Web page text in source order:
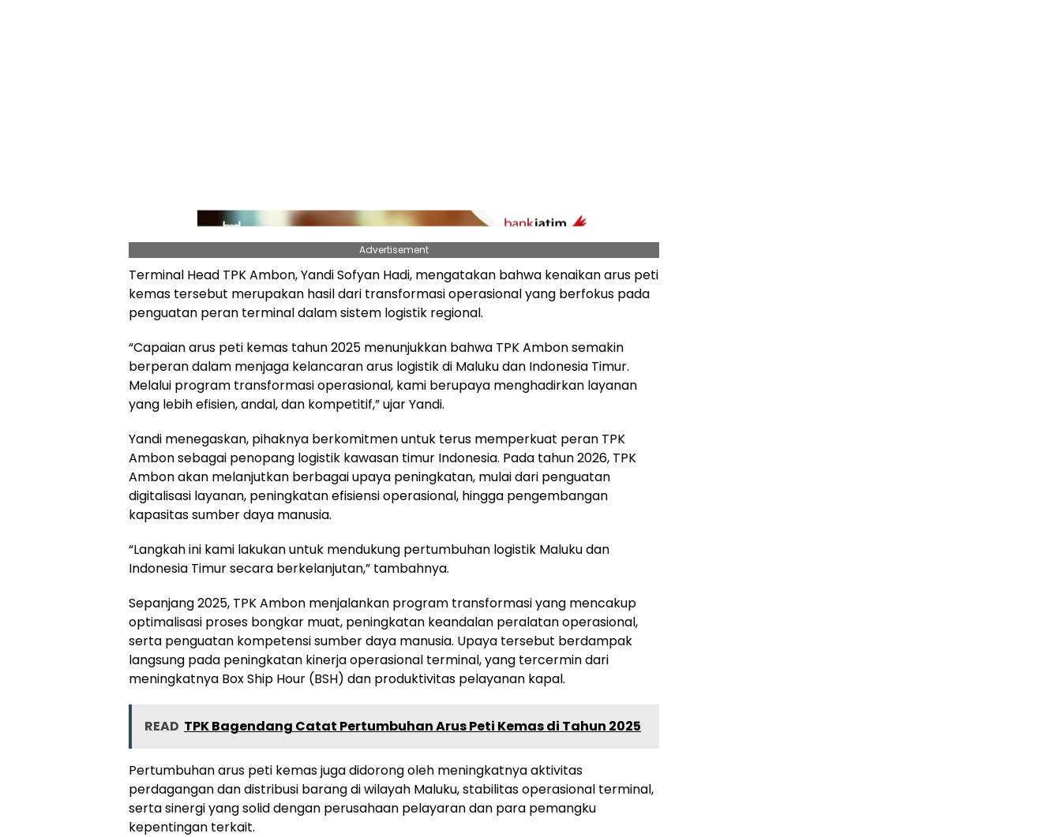
Advertisement
Terminal Head TPK Ambon, Yandi Sofyan Hadi, mengatakan bahwa kenaikan arus peti
kemas tersebut merupakan hasil dari transformasi operasional yang berfokus pada
penguatan peran terminal dalam sistem logistik regional.
“Capaian arus peti kemas tahun 2025 menunjukkan bahwa TPK Ambon semakin
berperan dalam menjaga kelancaran arus logistik di Maluku dan Indonesia Timur.
Melalui program transformasi operasional, kami berupaya menghadirkan layanan
yang lebih efisien, andal, dan kompetitif,” ujar Yandi.
Yandi menegaskan, pihaknya berkomitmen untuk terus memperkuat peran TPK
Ambon sebagai penopang logistik kawasan timur Indonesia. Pada tahun 2026, TPK
Ambon akan melanjutkan berbagai upaya peningkatan, mulai dari penguatan
digitalisasi layanan, peningkatan efisiensi operasional, hingga pengembangan
kapasitas sumber daya manusia.
“Langkah ini kami lakukan untuk mendukung pertumbuhan logistik Maluku dan
Indonesia Timur secara berkelanjutan,” tambahnya.
Sepanjang 2025, TPK Ambon menjalankan program transformasi yang mencakup
optimalisasi proses bongkar muat, peningkatan keandalan peralatan operasional,
serta penguatan kompetensi sumber daya manusia. Upaya tersebut berdampak
langsung pada peningkatan kinerja operasional terminal, yang tercermin dari
meningkatnya Box Ship Hour (BSH) dan produktivitas pelayanan kapal.
READ TPK Bagendang Catat Pertumbuhan Arus Peti Kemas di Tahun 2025
Pertumbuhan arus peti kemas juga didorong oleh meningkatnya aktivitas
perdagangan dan distribusi barang di wilayah Maluku, stabilitas operasional terminal,
serta sinergi yang solid dengan perusahaan pelayaran dan para pemangku
kepentingan terkait.